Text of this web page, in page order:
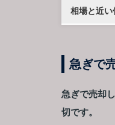
相場と近い
急ぎで
急ぎで売却
切です。